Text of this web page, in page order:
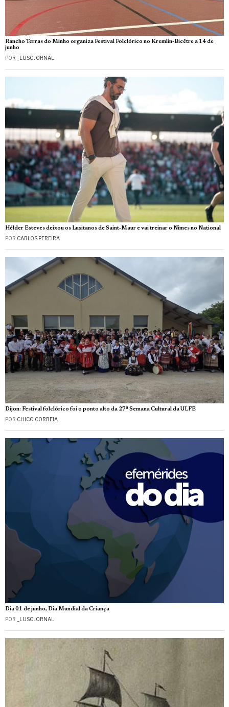
Rancho Terras do Minho organiza Festival Folclórico no Kremlin-Bicêtre a 14 de
junho
POR _LUSOJORNAL
Hélder Esteves deixou os Lusitanos de Saint‑Maur e vai treinar o Nîmes no National
POR CARLOS PEREIRA
Dijon: Festival folclórico foi o ponto alto da 27ª Semana Cultural da ULFE
POR CHICO CORREIA
Dia 01 de junho, Dia Mundial da Criança
POR _LUSOJORNAL